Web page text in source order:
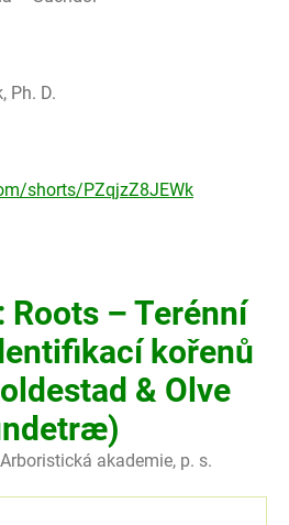
Roots – Terénní
kořenů
& Olve
Arboristická akademie, p. s.
Ph. D.
shorts/PZqjzZ8JEWk